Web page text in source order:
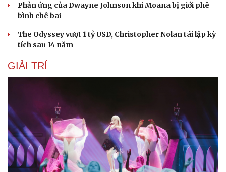
Hạt giống tâm hồn
Phản ứng của Dwayne Johnson khi Moana bị giới phê
bình chê bai
The Odyssey vượt 1 tỷ USD, Christopher Nolan tái lập kỳ
tích sau 14 năm
GIẢI TRÍ